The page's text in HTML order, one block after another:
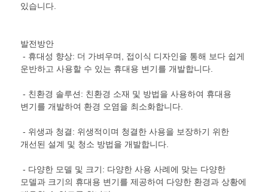
있습니다.
발전방안
- 휴대성 향상: 더 가벼우며, 접이식 디자인을 통해 보다 쉽게
운반하고 사용할 수 있는 휴대용 변기를 개발합니다.
- 친환경 솔루션: 친환경 소재 및 방법을 사용하여 휴대용
변기를 개발하여 환경 오염을 최소화합니다.
- 위생과 청결: 위생적이며 청결한 사용을 보장하기 위한
개선된 설계 및 청소 방법을 개발합니다.
- 다양한 모델 및 크기: 다양한 사용 사례에 맞는 다양한
모델과 크기의 휴대용 변기를 제공하여 다양한 환경과 상황에